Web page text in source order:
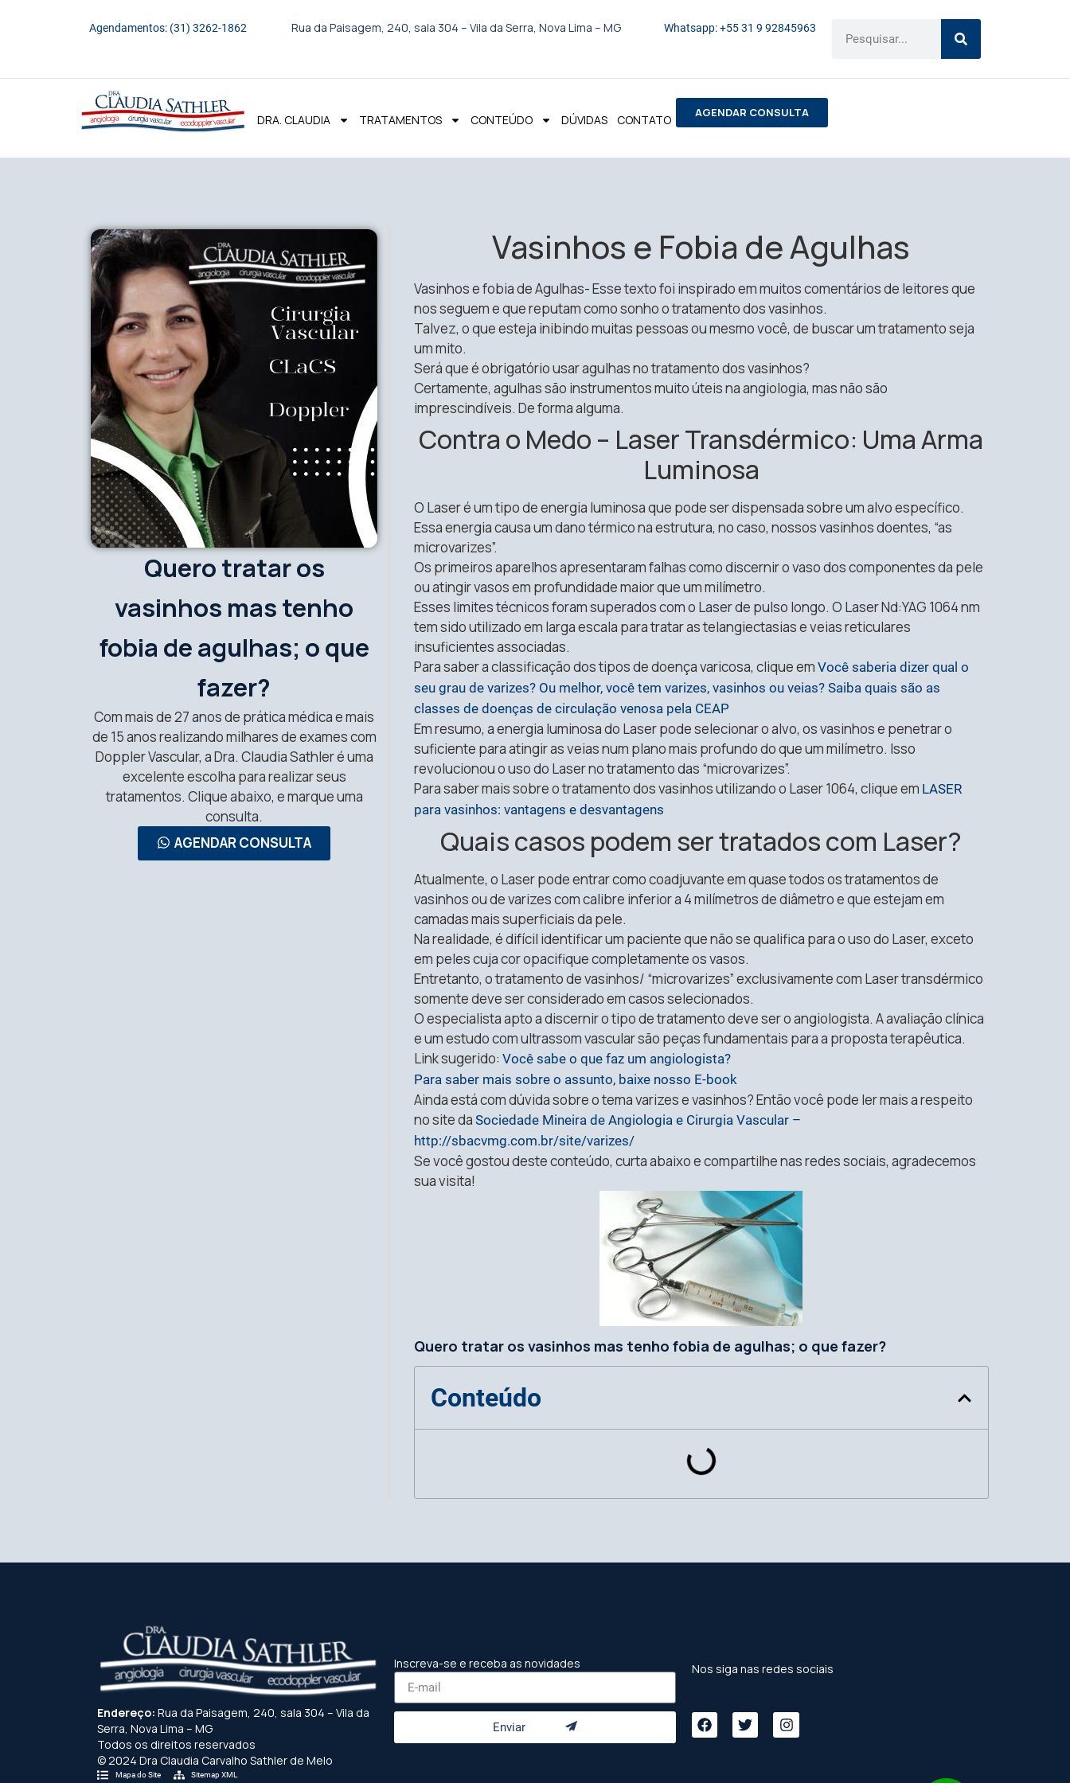
Agendamentos: (31) 3262-1862 Rua da Paisagem, 240, sala 304 – Vila da Serra, Nova Lima – MG Whatsapp: +55 31 9 92845963
DRA. CLAUDIA TRATAMENTOS CONTEÚDO DÚVIDAS CONTATO AGENDAR CONSULTA
Quero tratar os
vasinhos mas tenho
fobia de agulhas; o que
fazer?
Com mais de 27 anos de prática médica e mais
de 15 anos realizando milhares de exames com
Doppler Vascular, a Dra. Claudia Sathler é uma
excelente escolha para realizar seus
tratamentos. Clique abaixo, e marque uma
consulta.
AGENDAR CONSULTA
Vasinhos e Fobia de Agulhas
Vasinhos e fobia de Agulhas- Esse texto foi inspirado em muitos comentários de leitores que
nos seguem e que reputam como sonho o tratamento dos vasinhos.
Talvez, o que esteja inibindo muitas pessoas ou mesmo você, de buscar um tratamento seja
um mito.
Será que é obrigatório usar agulhas no tratamento dos vasinhos?
Certamente, agulhas são instrumentos muito úteis na angiologia, mas não são
imprescindíveis. De forma alguma.
Contra o Medo – Laser Transdérmico: Uma Arma
Luminosa
O Laser é um tipo de energia luminosa que pode ser dispensada sobre um alvo específico.
Essa energia causa um dano térmico na estrutura, no caso, nossos vasinhos doentes, “as
microvarizes”.
Os primeiros aparelhos apresentaram falhas como discernir o vaso dos componentes da pele
ou atingir vasos em profundidade maior que um milímetro.
Esses limites técnicos foram superados com o Laser de pulso longo. O Laser Nd:YAG 1064 nm
tem sido utilizado em larga escala para tratar as telangiectasias e veias reticulares
insuficientes associadas.
Para saber a classificação dos tipos de doença varicosa, clique em Você saberia dizer qual o
seu grau de varizes? Ou melhor, você tem varizes, vasinhos ou veias? Saiba quais são as
classes de doenças de circulação venosa pela CEAP
Em resumo, a energia luminosa do Laser pode selecionar o alvo, os vasinhos e penetrar o
suficiente para atingir as veias num plano mais profundo do que um milímetro. Isso
revolucionou o uso do Laser no tratamento das “microvarizes”.
Para saber mais sobre o tratamento dos vasinhos utilizando o Laser 1064, clique em LASER
para vasinhos: vantagens e desvantagens
Quais casos podem ser tratados com Laser?
Atualmente, o Laser pode entrar como coadjuvante em quase todos os tratamentos de
vasinhos ou de varizes com calibre inferior a 4 milímetros de diâmetro e que estejam em
camadas mais superficiais da pele.
Na realidade, é difícil identificar um paciente que não se qualifica para o uso do Laser, exceto
em peles cuja cor opacifique completamente os vasos.
Entretanto, o tratamento de vasinhos/ “microvarizes” exclusivamente com Laser transdérmico
somente deve ser considerado em casos selecionados.
O especialista apto a discernir o tipo de tratamento deve ser o angiologista. A avaliação clínica
e um estudo com ultrassom vascular são peças fundamentais para a proposta terapêutica.
Link sugerido: Você sabe o que faz um angiologista?
Para saber mais sobre o assunto, baixe nosso E-book
Ainda está com dúvida sobre o tema varizes e vasinhos? Então você pode ler mais a respeito
no site da Sociedade Mineira de Angiologia e Cirurgia Vascular –
http://sbacvmg.com.br/site/varizes/
Se você gostou deste conteúdo, curta abaixo e compartilhe nas redes sociais, agradecemos
sua visita!
Quero tratar os vasinhos mas tenho fobia de agulhas; o que fazer?
Conteúdo
Endereço: Rua da Paisagem, 240, sala 304 – Vila da
Serra, Nova Lima – MG
Todos os direitos reservados
© 2024 Dra Claudia Carvalho Sathler de Melo
Mapa do Site Sitemap XML
Inscreva-se e receba as novidades
Enviar
Nos siga nas redes sociais